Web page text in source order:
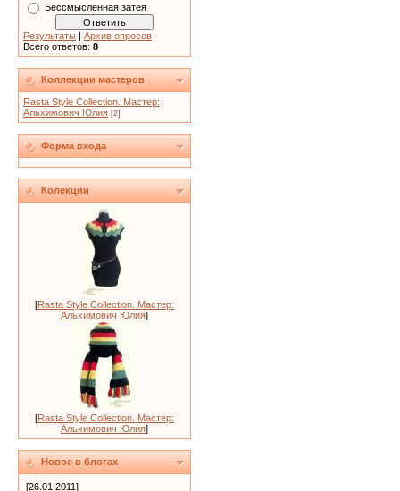
Бессмысленная затея
Результаты | Архив опросов
Всего ответов: 8
Коллекции мастеров
Rasta Style Collection. Мастер:
Альхимович Юлия [2]
Форма входа
Колекции
[Rasta Style Collection. Мастер:
Альхимович Юлия]
[Rasta Style Collection. Мастер:
Альхимович Юлия]
Новое в блогах
[26.01.2011]